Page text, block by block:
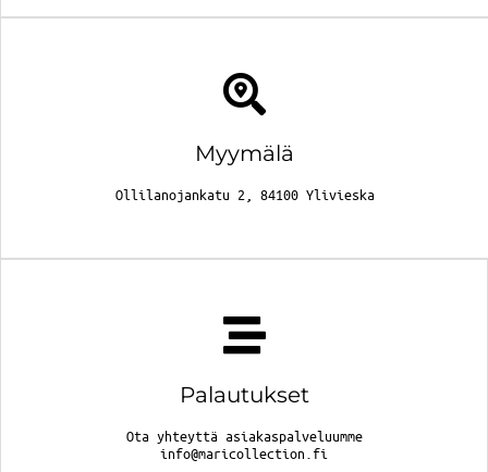
Myymälä
Ollilanojankatu 2, 84100 Ylivieska
Palautukset
Ota yhteyttä asiakaspalveluumme
info@maricollection.fi